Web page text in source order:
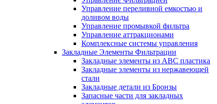
Управление переливной емкостью и
доливом воды
Управление промывкой фильтра
Управление аттракционами
Комплексные системы управления
Закладные Элементы Фильтрации
Закладные элементы из ABC пластика
Закладные элементы из нержавеющей
стали
Закладные детали из Бронзы
Запасные части для закладных